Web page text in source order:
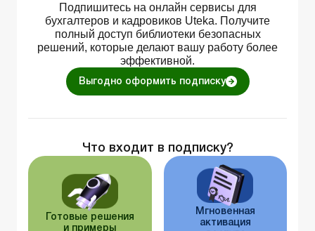
Подпишитесь на онлайн сервисы для
бухгалтеров и кадровиков Uteka. Получите
полный доступ библиотеки безопасных
решений, которые делают вашу работу более
эффективной.
Выгодно оформить подписку
Что входит в подписку?
Готовые решения
и примеры
Мгновенная
активация